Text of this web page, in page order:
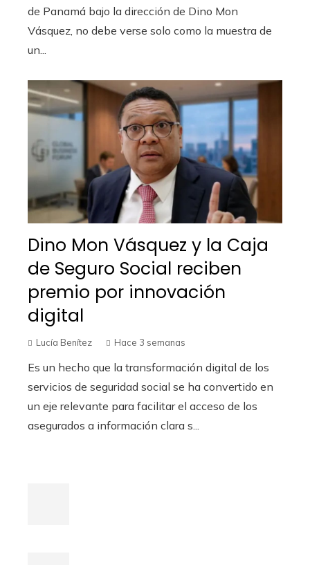
de Panamá bajo la dirección de Dino Mon
Vásquez, no debe verse solo como la muestra de
un...
Dino Mon Vásquez y la Caja
de Seguro Social reciben
premio por innovación
digital
Lucía Benítez Hace 3 semanas
Es un hecho que la transformación digital de los
servicios de seguridad social se ha convertido en
un eje relevante para facilitar el acceso de los
asegurados a información clara s...